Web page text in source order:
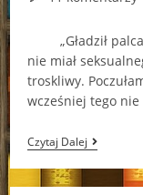
„Gładził
nie miał
troskliwy.
wcześniej tego nie
Czytaj Dalej„Kuszące
Zło”
–
Keri